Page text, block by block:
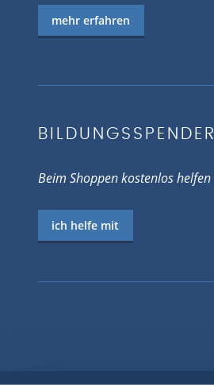
mehr erfahren
BILDUNGSSPENDER
Beim Shoppen kostenlos helfen
ich helfe mit